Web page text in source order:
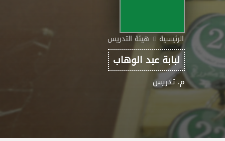
الرئيسية هيئة التدريس
لبابة عبد الوهاب
م. تدريس